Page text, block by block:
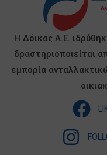
Η Δόικας Α.Ε.
δραστηριοποιείται
εμπορία